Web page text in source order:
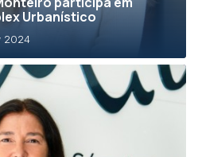
Urbanístico
2024